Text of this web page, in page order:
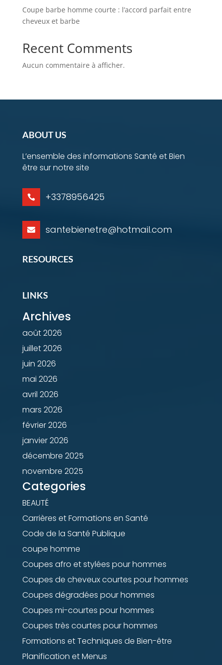
Coupe barbe homme courte : l’accord parfait entre
cheveux et barbe
Recent Comments
Aucun commentaire à afficher.
ABOUT US
L’ensemble des informations Santé et Bien
être sur notre site
 +3378956425
 santebienetre@hotmail.com
RESOURCES
LINKS
Archives
août 2026
juillet 2026
juin 2026
mai 2026
avril 2026
mars 2026
février 2026
janvier 2026
décembre 2025
novembre 2025
Categories
BEAUTÉ
Carrières et Formations en Santé
Code de la Santé Publique
coupe homme
Coupes afro et stylées pour hommes
Coupes de cheveux courtes pour hommes
Coupes dégradées pour hommes
Coupes mi-courtes pour hommes
Coupes très courtes pour hommes
Formations et Techniques de Bien-être
Planification et Menus